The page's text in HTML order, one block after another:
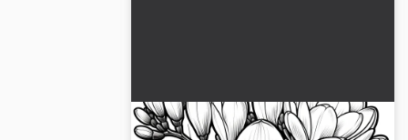
Ihana freesioita värityskuvana